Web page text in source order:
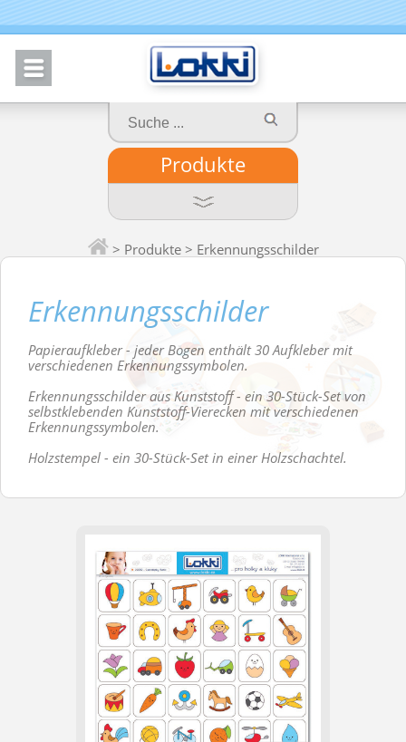
Produkte
> Produkte> Erkennungsschilder
Erkennungsschilder
Papieraufkleber - jeder Bogen enthält 30 Aufkleber mit
verschiedenen Erkennungssymbolen.
Erkennungsschilder aus Kunststoff - ein 30-Stück-Set von
selbstklebenden Kunststoff-Vierecken mit verschiedenen
Erkennungssymbolen.
Holzstempel - ein 30-Stück-Set in einer Holzschachtel.